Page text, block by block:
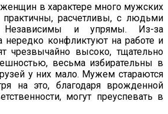
женщин в характере много мужских
расчетливы, с людьми
Независимы и упрямы. Из-за
нередко конфлик­туют на работе и
чрезвычайно высоко, тщательно
весьма избирательны в
у них мало. Мужем стараются
на это, благодаря врожденной
могут преуспевать в